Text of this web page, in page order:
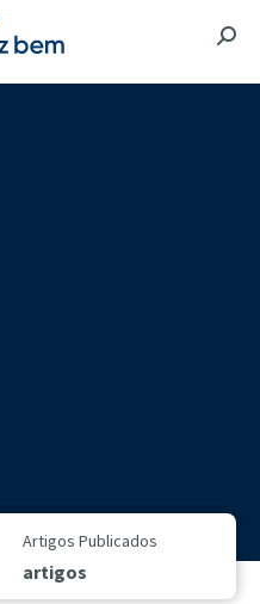
Artigos Publicados
artigos